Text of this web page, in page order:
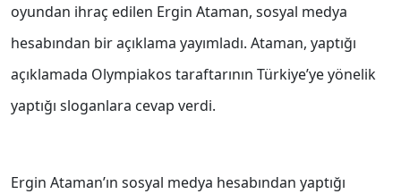
oyundan ihraç edilen Ergin Ataman, sosyal medya
hesabından bir açıklama yayımladı. Ataman, yaptığı
açıklamada Olympiakos taraftarının Türkiye’ye yönelik
yaptığı sloganlara cevap verdi.
Ergin Ataman’ın sosyal medya hesabından yaptığı